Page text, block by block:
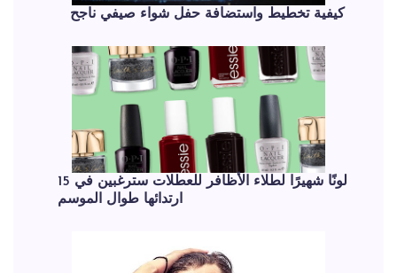
كيفية تخطيط واستضافة حفل شواء صيفي ناجح
15 لونًا شهيرًا لطلاء الأظافر للعطلات سترغبين في
ارتدائها طوال الموسم